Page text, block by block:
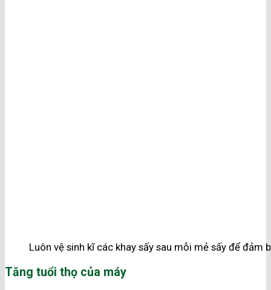
Luôn vệ sinh kĩ các khay sấy sau mỗi mẻ sấy để đảm
Tăng tuổi thọ của máy